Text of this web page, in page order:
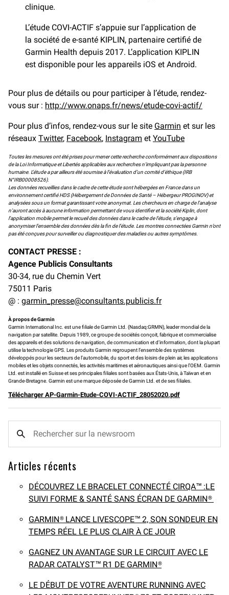
clinique.
L’étude COVI-ACTIF s’appuie sur l’application de
la société de e-santé KIPLIN, partenaire certifié de
Garmin Health depuis 2017. L’application KIPLIN
est disponible pour les appareils iOS et Android.
Pour plus de détails ou pour participer à l’étude, rendez-
vous sur : http://www.onaps.fr/news/etude-covi-actif/
Pour plus d’infos, rendez-vous sur le site Garmin et sur les
réseaux Twitter, Facebook, Instagram et YouTube
Toutes les mesures ont été prises pour mener cette recherche conformément aux dispositions
de la Loi Informatique et Libertés applicables aux recherches n’impliquant pas la personne
humaine. L’étude a par ailleurs été soumise à l’évaluation d’un comité d’éthique (IRB
N°IRB00008526).
Les données recueillies dans le cadre de cette étude sont hébergées en France dans un
environnement certifié HDS (Hébergement de Données de Santé – Hébergeur PROGINOV) et
analysées sous un format garantissant votre anonymat. Les chercheurs en charge de l’analyse
n’auront accès à aucune information permettant de vous identifier et la société Kiplin, dont
l’application mobile permet le recueil des données dans le cadre de l’étude, s’engage à
anonymiser l’ensemble des données dès la fin de l’étude. Les montres connectées Garmin n’ont
pas été conçues pour surveiller ou diagnostiquer des maladies ou autres symptômes.
CONTACT PRESSE :
Agence Publicis Consultants
30-34, rue du Chemin Vert
75011 Paris
@ : garmin_presse@consultants.publicis.fr
À propos de Garmin
Garmin International Inc. est une filiale de Garmin Ltd. (Nasdaq:GRMN), leader mondial de la
navigation par satellite. Depuis 1989, ce groupe de sociétés conçoit, fabrique et commercialise
des appareils et des solutions de navigation, de communication et d’information, dont la plupart
utilise la technologie GPS. Les produits Garmin regroupent l’ensemble des systèmes
développés pour les secteurs de l’automobile, du sport et des loisirs de plein air, les applications
mobiles et les objets connectés, les activités maritimes et aéronautiques ainsi que l’OEM. Garmin
Ltd. est installé en Suisse et ses principales filiales sont basées aux États-Unis, à Taïwan et en
Grande-Bretagne. Garmin est une marque déposée de Garmin Ltd. et de ses filiales.
Télécharger AP-Garmin-Etude-COVI-ACTIF_28052020.pdf
Articles récents
DÉCOUVREZ LE BRACELET CONNECTÉ CIRQA™ :LE
SUIVI FORME & SANTÉ SANS ÉCRAN DE GARMIN®
GARMIN® LANCE LIVESCOPE™ 2, SON SONDEUR EN
TEMPS RÉEL LE PLUS CLAIR À CE JOUR
GAGNEZ UN AVANTAGE SUR LE CIRCUIT AVEC LE
RADAR CATALYST™ R1 DE GARMIN®
LE DÉBUT DE VOTRE AVENTURE RUNNING AVEC